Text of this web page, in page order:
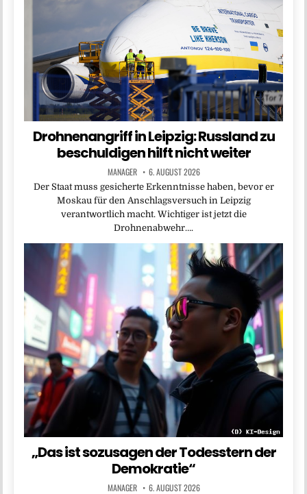
Drohnenangriff in Leipzig: Russland zu
beschuldigen hilft nicht weiter
MANAGER 6. AUGUST 2026
Der Staat muss gesicherte Erkenntnisse haben, bevor er
Moskau für den Anschlagsversuch in Leipzig
verantwortlich macht. Wichtiger ist jetzt die
Drohnenabwehr….
„Das ist sozusagen der Todesstern der
Demokratie“
MANAGER 6. AUGUST 2026